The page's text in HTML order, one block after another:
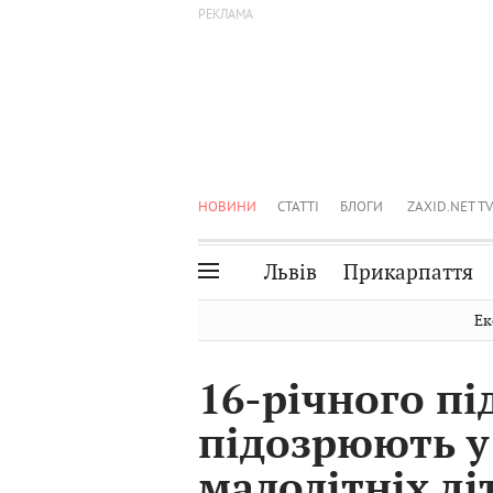
НОВИНИ СТАТТІ БЛОГИ ZAXID.NET TV
Львів Прикарпаття
Волинь
Закарпаття
Чернівці
16-річного
підозрюють у